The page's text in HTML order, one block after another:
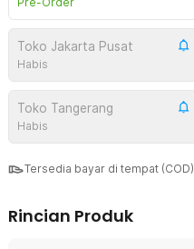
Toko Jakarta Pusat
Habis
Toko Tangerang
Habis
Tersedia bayar di tempat (COD)
Rincian Produk